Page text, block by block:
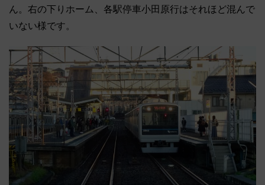
ん。右の下りホーム、各駅停車小田原行はそれほど混んで
いない様です。